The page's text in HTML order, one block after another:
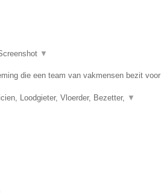
▼
die een team van vakmensen bezit voor
Loodgieter, Vloerder, Bezetter, ▼